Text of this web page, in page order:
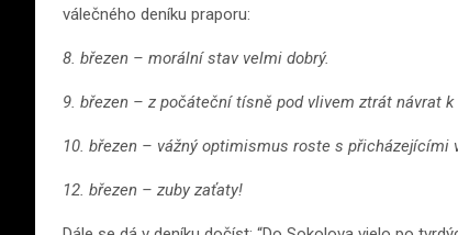
válečného deníku praporu:
8. březen – morální stav velmi dobrý.
9. březen – z počáteční tísně pod vlivem ztrát návrat k
10. březen – vážný optimismus roste s přicházejícími
12. březen – zuby zaťaty!